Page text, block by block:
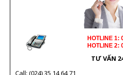
HOTLINE 1:
HOTLINE 2:
TƯ VẤN
Call: (024) 35 14 64 71